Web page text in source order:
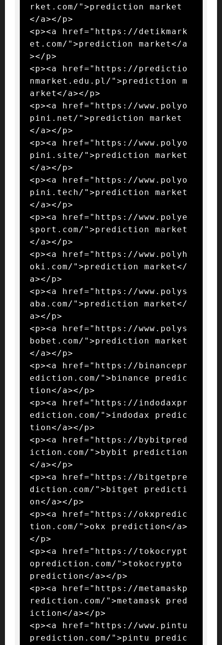
rket.com/">prediction market
</a></p>
<p><a href="https://detikmark
et.com/">prediction market</a
></p>
<p><a href="https://predictio
nmarket.edu.pl/">prediction m
arket</a></p>
<p><a href="https://www.polyo
pini.net/">prediction market
</a></p>
<p><a href="https://www.polyo
pini.site/">prediction market
</a></p>
<p><a href="https://www.polyo
pini.tech/">prediction market
</a></p>
<p><a href="https://www.polye
sport.com/">prediction market
</a></p>
<p><a href="https://www.polyh
oki.com/">prediction market</
a></p>
<p><a href="https://www.polys
aba.com/">prediction market</
a></p>
<p><a href="https://www.polys
bobet.com/">prediction market
</a></p>
<p><a href="https://binancepr
ediction.com/">binance predic
tion</a></p>
<p><a href="https://indodaxpr
ediction.com/">indodax predic
tion</a></p>
<p><a href="https://bybitpred
iction.com/">bybit prediction
</a></p>
<p><a href="https://bitgetpre
diction.com/">bitget predicti
on</a></p>
<p><a href="https://okxpredic
tion.com/">okx prediction</a>
</p>
<p><a href="https://tokocrypt
oprediction.com/">tokocrypto
prediction</a></p>
<p><a href="https://metamaskp
rediction.com/">metamask pred
iction</a></p>
<p><a href="https://www.pintu
prediction.com/">pintu predic